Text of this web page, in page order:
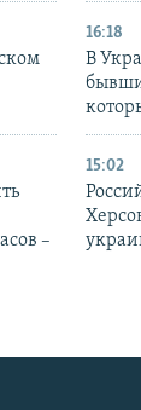
16:18
В
–
15:02